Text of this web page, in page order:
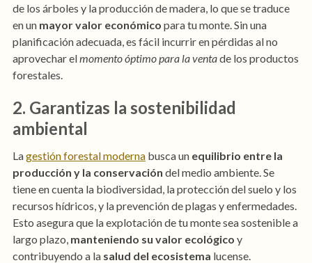
de los árboles y la producción de madera, lo que se traduce
en un mayor valor económico para tu monte. Sin una
planificación adecuada, es fácil incurrir en pérdidas al no
aprovechar elmomento óptimo para la ventade los productos
forestales.
2. Garantizas la sostenibilidad
ambiental
Lagestión forestal modernabusca un equilibrio entre la
producción y la conservación del medio ambiente. Se
tiene en cuenta la biodiversidad, la protección del suelo y los
recursos hídricos, y la prevención de plagas y enfermedades.
Esto asegura que la explotación de tu monte sea sostenible a
largo plazo, manteniendo su valor ecológico y
contribuyendo a la salud del ecosistema lucense.